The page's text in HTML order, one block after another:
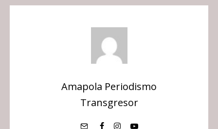
Amapola Periodismo
Transgresor